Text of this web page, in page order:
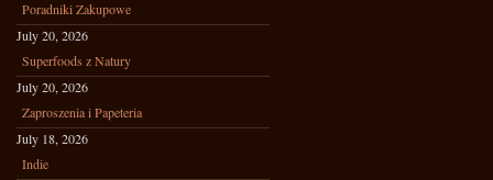
Poradniki Zakupowe
July 20, 2026
Superfoods z Natury
July 20, 2026
Zaproszenia i Papeteria
July 18, 2026
Indie